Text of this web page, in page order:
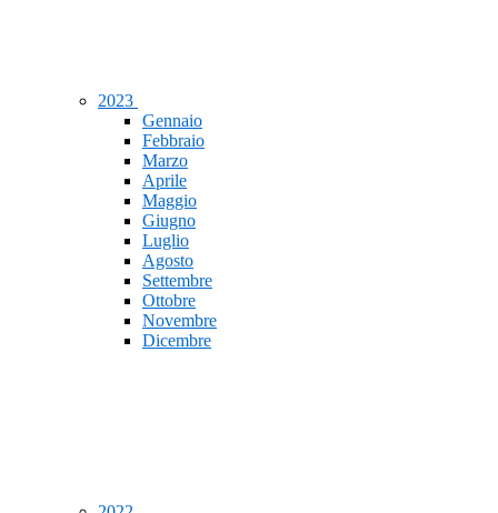
2023
Gennaio
Febbraio
Marzo
Aprile
Maggio
Giugno
Luglio
Agosto
Settembre
Ottobre
Novembre
Dicembre